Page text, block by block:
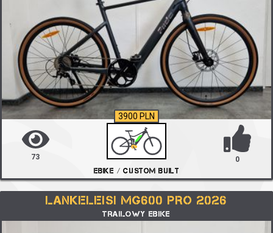
73
EBIKE / CUSTOM BUILT
0
3900 PLN
LANKELEISI MG600 PRO 2026
TRAILOWY EBIKE